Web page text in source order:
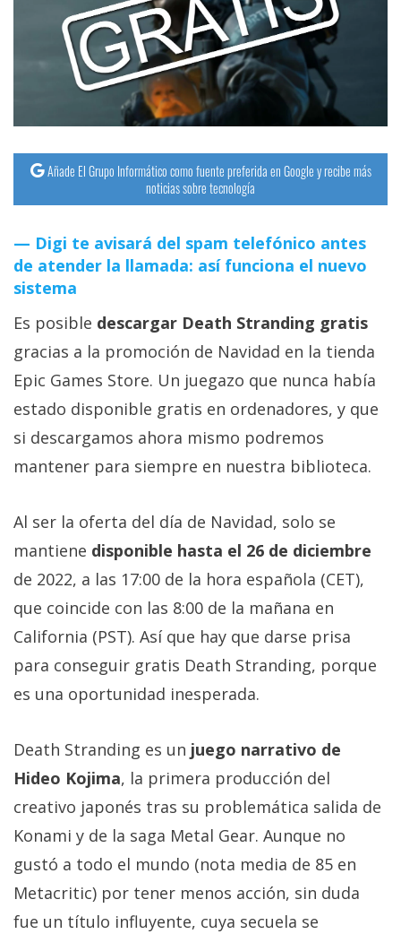
Operadores
y
Tutoriales
Ciberseguridad
Sistemas
operativos
Profesional
+
Más
temas
Foros
Contacto
/
Sobre
nosotros
Publicidad
Cambiar
opciones
privacidad
/
Aviso
Legal
Añade El Grupo Informático como fuente preferida en Google y recibe más
noticias sobre tecnología
Digi te avisará del spam telefónico antes
de atender la llamada: así funciona el nuevo
sistema
Es posible descargar Death Stranding gratis
gracias a la promoción de Navidad en la tienda
Epic Games Store. Un juegazo que nunca había
estado disponible gratis en ordenadores, y que
si descargamos ahora mismo podremos
mantener para siempre en nuestra biblioteca.
Al ser la oferta del día de Navidad, solo se
mantiene disponible hasta el 26 de diciembre
de 2022, a las 17:00 de la hora española (CET),
que coincide con las 8:00 de la mañana en
California (PST). Así que hay que darse prisa
para conseguir gratis Death Stranding, porque
es una oportunidad inesperada.
Death Stranding es un juego narrativo de
Hideo Kojima, la primera producción del
creativo japonés tras su problemática salida de
Konami y de la saga Metal Gear. Aunque no
gustó a todo el mundo (nota media de 85 en
Metacritic) por tener menos acción, sin duda
fue un título influyente, cuya secuela se